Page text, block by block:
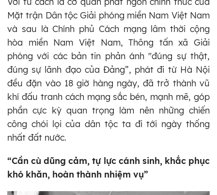
Mặt trận Dân tộc Giải phóng miền Nam Việt Nam
và sau là Chính phủ Cách mạng lâm thời cộng
hòa miền Nam Việt Nam, Thông tấn xã Giải
phóng với các bản tin phản ánh "đúng sự thật,
đúng sự lãnh đạo của Đảng”, phát đi từ Hà Nội
đều đặn vào 18 giờ hàng ngày, đã trở thành vũ
khí đấu tranh cách mạng sắc bén, mạnh mẽ, góp
phần cực kỳ quan trọng làm nên những chiến
công chói lọi của dân tộc ta đi tới ngày thống
nhất đất nước.
“Cần cù dũng cảm, tự lực cánh sinh, khắc phục
khó khăn, hoàn thành nhiệm vụ”